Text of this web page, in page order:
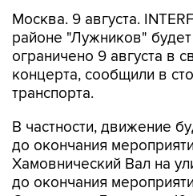
ограничено 9 августа в
концерта, сообщили в
транспорта.
В частности, движение
Хамовнический Вал на
до окончания
Савельева, Доватора,
Фрунзенской, Ефремова